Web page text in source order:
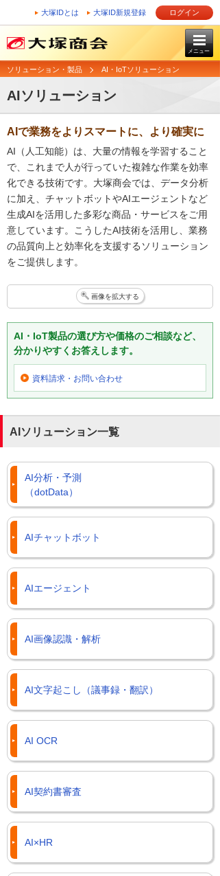
大塚IDとは 大塚ID新規登録 ログイン
メニュー
ソリューション・製品 AI・IoTソリューション
AIソリューション
AIで業務をよりスマートに、より確実に
AI（人工知能）は、大量の情報を学習すること
で、これまで人が行っていた複雑な作業を効率
化できる技術です。大塚商会では、データ分析
に加え、チャットボットやAIエージェントなど
生成AIを活用した多彩な商品・サービスをご用
意しています。こうしたAI技術を活用し、業務
の品質向上と効率化を支援するソリューション
をご提供します。
画像を拡大する
AI・IoT製品の選び方や価格のご相談など、
分かりやすくお答えします。
資料請求・お問い合わせ
AIソリューション一覧
AI分析・予測
（dotData）
AIチャットボット
AIエージェント
AI画像認識・解析
AI文字起こし（議事録・翻訳）
AI OCR
AI契約書審査
AI×HR